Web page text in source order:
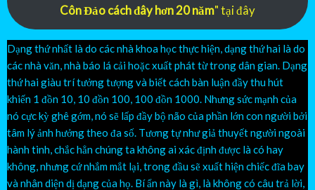
Côn Đảo cách đây hơn 20 năm" tại đây
Dạng thứ nhất là do các nhà khoa học thực hiện, dạng thứ hai là do
các nhà văn, nhà báo lá cải hoặc xuất phát từ trong dân gian. Dạng
thứ hai giàu trí tưởng tượng và biết cách bàn luận đầy thu hút
khiến 1 đồn 10, 10 đồn 100, 100 đồn 1000. Nhưng sức mạnh của
nó cực kỳ ghê gớm, nó sẽ lấp đầy bộ não của phần lớn con người bởi
tâm lý ảnh hưởng theo đa số. Tương tự như giả thuyết người ngoài
hành tinh, chắc hẳn chúng ta không ai xác định được là có hay
không, nhưng cứ nhắm mắt lại, trong đầu sẽ xuất hiện chiếc đĩa bay
và nhân diện dị dạng của họ. Bí ẩn này là gì, là không có câu trả lời,